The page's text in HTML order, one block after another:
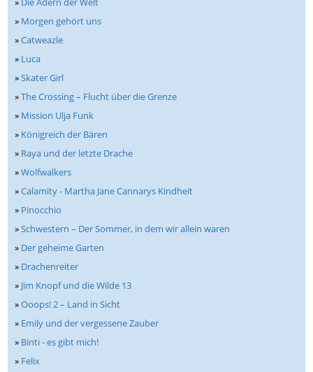
» Morgen gehört uns
»Catweazle
» Luca
»Skater Girl
»The Crossing – Flucht über die Grenze
» Mission Ulja Funk
» Königreich der Bären
» Raya und der letzte Drache
»Wolfwalkers
»Calamity - Martha Jane Cannarys Kindheit
» Pinocchio
»Schwestern – Der Sommer, in dem wir allein waren
» Der geheime Garten
» Drachenreiter
» Jim Knopf und die Wilde 13
»Ooops! 2 – Land in Sicht
» Emily und der vergessene Zauber
» Binti - es gibt mich!
» Felix